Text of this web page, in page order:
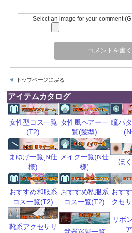
Select an image for your comment
トップページに戻る
アイテムカタログ
女性型コス一覧
(T2)
女性風ヘアー一
覧(髪型)
瞳パ
まゆげ一覧(N仕
様)
メイク一覧(N仕
様)
ほ
おすすめ和服系
コス一覧(T2)
おすすめ私服系
コス一覧(T2)
おす
クセ
靴系アクセサリ
リボ